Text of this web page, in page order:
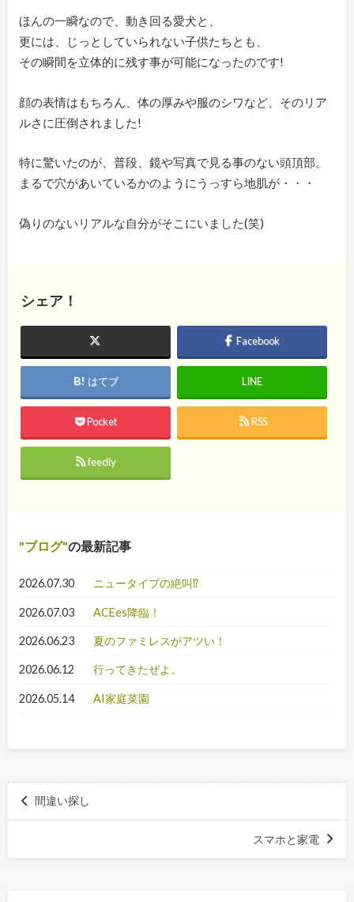
ほんの一瞬なので、動き回る愛犬と、
更には、じっとしていられない子供たちとも、
その瞬間を立体的に残す事が可能になったのです!
顔の表情はもちろん、体の厚みや服のシワなど、そのリア
ルさに圧倒されました!
特に驚いたのが、普段、鏡や写真で見る事のない頭頂部。
まるで穴があいているかのようにうっすら地肌が・・・
偽りのないリアルな自分がそこにいました(笑)
シェア！
Facebook
はてブ LINE
Pocket RSS
feedly
ブログ の最新記事
2026.07.30 ニュータイプの絶叫⁉
2026.07.03 ACEes降臨！
2026.06.23 夏のファミレスがアツい！
2026.06.12 行ってきたぜよ。
2026.05.14 AI家庭菜園
間違い探し
スマホと家電